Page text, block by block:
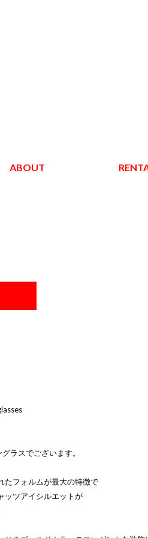
ABOUT
ラスでございます。
たフォルムが最大の特徴で
ッツアイシルエットが